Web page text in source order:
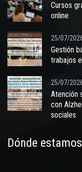
Cursos
online
25/07/
Gestión
trabajos
25/07/
Atención
con
sociales
Dónde estamos